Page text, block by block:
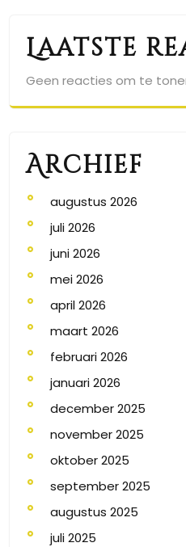
Laatste
Geen reacties om te
Archief
augustus 2026
juli 2026
juni 2026
mei 2026
april 2026
maart 2026
februari 2026
januari 2026
december 2025
november 2025
oktober 2025
september 2025
augustus 2025
juli 2025